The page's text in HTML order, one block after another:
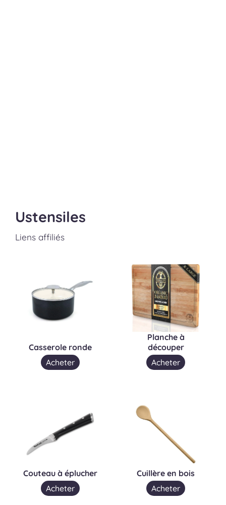
Ustensiles
Liens affiliés
Casserole ronde
Acheter
Planche à
découper
Acheter
Couteau à éplucher
Acheter
Cuillère en bois
Acheter